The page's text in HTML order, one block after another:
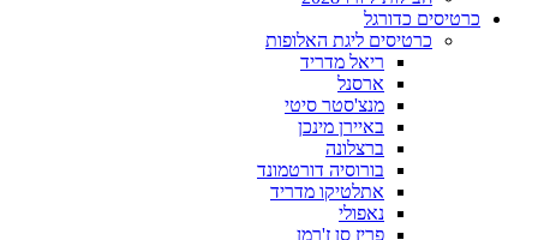
כרטיסים כדורגל
כרטיסים ליגת האלופות
ריאל מדריד
ארסנל
מנצ'סטר סיטי
באיירן מינכן
ברצלונה
בורוסיה דורטמונד
אתלטיקו מדריד
נאפולי
פריז סן ז'רמן